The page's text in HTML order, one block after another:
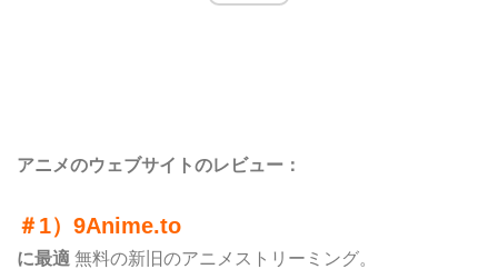
アニメのウェブサイトのレビュー：
＃1）9Anime.to
に最適無料の新旧のアニメストリーミング。